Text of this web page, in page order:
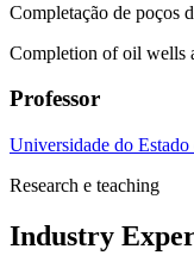
Completação de poços
Completion of oil wells
Professor
Universidade do
Research e teaching
Industry